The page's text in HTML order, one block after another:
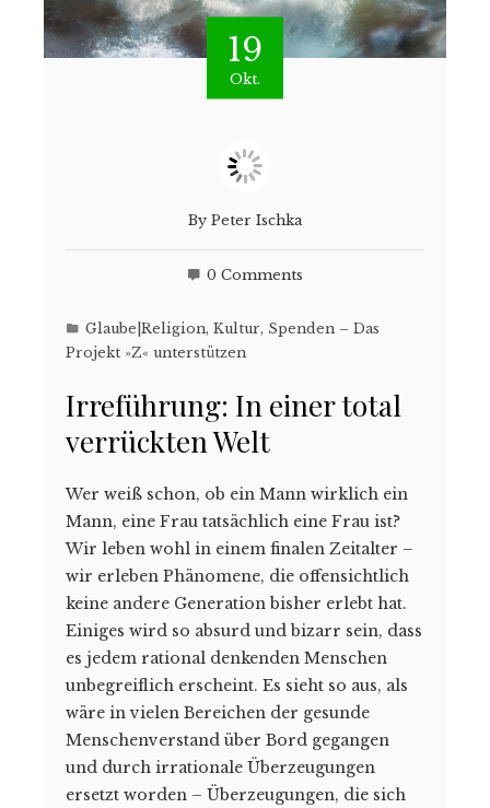
19
Okt.
By Peter Ischka
0 Comments
Glaube|Religion, Kultur, Spenden – Das
Projekt »Z« unterstützen
Irreführung: In einer total
verrückten Welt
Wer weiß schon, ob ein Mann wirklich ein
Mann, eine Frau tatsächlich eine Frau ist?
Wir leben wohl in einem finalen Zeitalter –
wir erleben Phänomene, die offensichtlich
keine andere Generation bisher erlebt hat.
Einiges wird so absurd und bizarr sein, dass
es jedem rational denkenden Menschen
unbegreiflich erscheint. Es sieht so aus, als
wäre in vielen Bereichen der gesunde
Menschenverstand über Bord gegangen
und durch irrationale Überzeugungen
ersetzt worden – Überzeugungen, die sich